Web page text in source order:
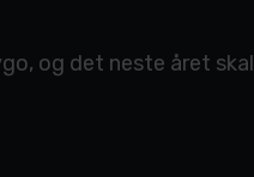
og det neste året skal